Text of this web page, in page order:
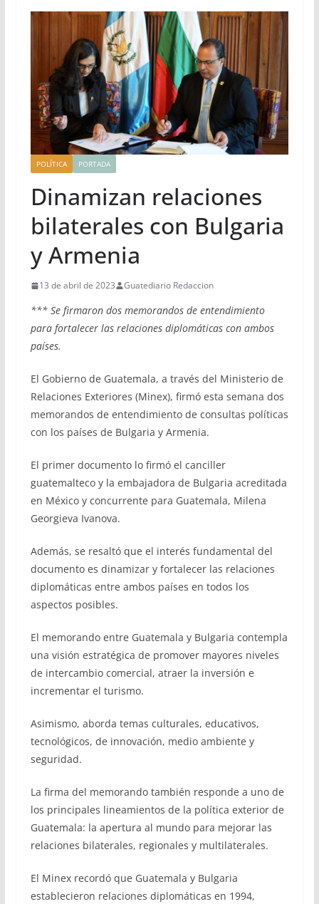
POLÍTICA PORTADA
Dinamizan relaciones
bilaterales con Bulgaria
y Armenia
13 de abril de 2023 Guatediario Redaccion
*** Se firmaron dos memorandos de entendimiento
para fortalecer las relaciones diplomáticas con ambos
países.
El Gobierno de Guatemala, a través del Ministerio de
Relaciones Exteriores (Minex), firmó esta semana dos
memorandos de entendimiento de consultas políticas
con los países de Bulgaria y Armenia.
El primer documento lo firmó el canciller
guatemalteco y la embajadora de Bulgaria acreditada
en México y concurrente para Guatemala, Milena
Georgieva Ivanova.
Además, se resaltó que el interés fundamental del
documento es dinamizar y fortalecer las relaciones
diplomáticas entre ambos países en todos los
aspectos posibles.
El memorando entre Guatemala y Bulgaria contempla
una visión estratégica de promover mayores niveles
de intercambio comercial, atraer la inversión e
incrementar el turismo.
Asimismo, aborda temas culturales, educativos,
tecnológicos, de innovación, medio ambiente y
seguridad.
La firma del memorando también responde a uno de
los principales lineamientos de la política exterior de
Guatemala: la apertura al mundo para mejorar las
relaciones bilaterales, regionales y multilaterales.
El Minex recordó que Guatemala y Bulgaria
establecieron relaciones diplomáticas en 1994,